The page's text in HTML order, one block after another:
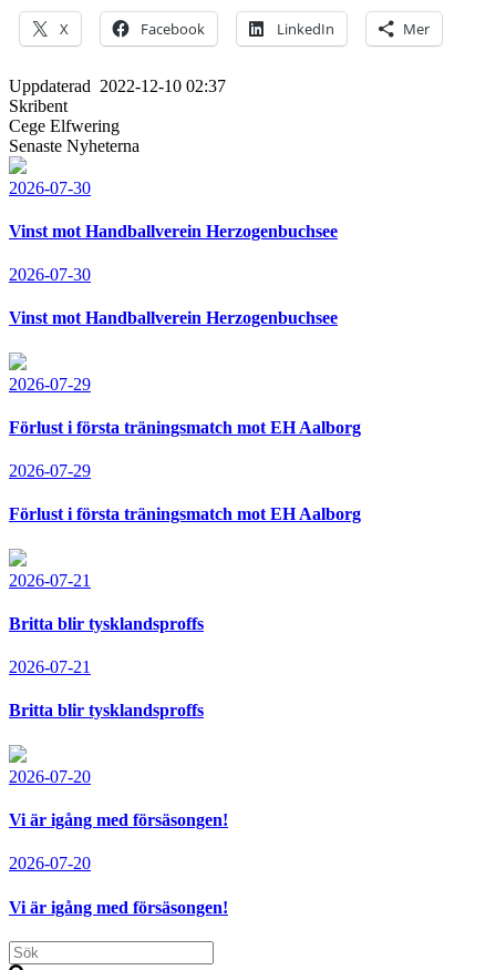
X Facebook LinkedIn Mer
Uppdaterad 2022-12-10 02:37
Skribent
Cege Elfwering
Senaste Nyheterna
2026-07-30
Vinst mot Handballverein Herzogenbuchsee
2026-07-30
Vinst mot Handballverein Herzogenbuchsee
2026-07-29
Förlust i första träningsmatch mot EH Aalborg
2026-07-29
Förlust i första träningsmatch mot EH Aalborg
2026-07-21
Britta blir tysklandsproffs
2026-07-21
Britta blir tysklandsproffs
2026-07-20
Vi är igång med försäsongen!
2026-07-20
Vi är igång med försäsongen!